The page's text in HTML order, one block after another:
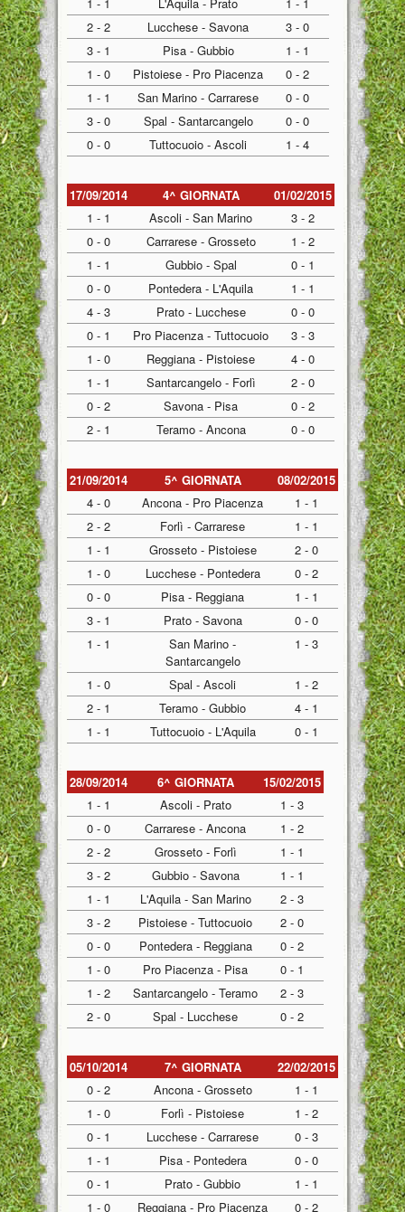
2 - 2
Lucchese - Savona
3 - 0
3 - 1
Pisa - Gubbio
1 - 1
1 - 0
Pistoiese - Pro Piacenza
0 - 2
1 - 1
San Marino - Carrarese
0 - 0
3 - 0
Spal - Santarcangelo
0 - 0
0 - 0
Tuttocuoio - Ascoli 1 - 4
17/09/2014 4^ GIORNATA
01/02/2015
1 - 1
Ascoli - San Marino
3 - 2
0 - 0
Carrarese - Grosseto
1 - 2
1 - 1
Gubbio - Spal
0 - 1
0 - 0
Pontedera - L'Aquila
1 - 1
4 - 3
Prato - Lucchese
0 - 0
0 - 1
Pro Piacenza - Tuttocuoio
3 - 3
1 - 0
Reggiana - Pistoiese
4 - 0
1 - 1
Santarcangelo - Forlì
2 - 0
0 - 2
Savona - Pisa
0 - 2
2 - 1
Teramo - Ancona 0 - 0
21/09/2014 5^ GIORNATA
08/02/2015
4 - 0
Ancona - Pro Piacenza
1 - 1
2 - 2
Forlì - Carrarese
1 - 1
1 - 1
Grosseto - Pistoiese
2 - 0
1 - 0
Lucchese - Pontedera
0 - 2
0 - 0
Pisa - Reggiana
1 - 1
3 - 1
Prato - Savona
0 - 0
1 - 1
San Marino -
Santarcangelo
1 - 3
1 - 0 Spal - Ascoli
1 - 2
2 - 1
Teramo - Gubbio
4 - 1
1 - 1
Tuttocuoio - L'Aquila 0 - 1
28/09/2014 6^ GIORNATA
15/02/2015
1 - 1
Ascoli - Prato
1 - 3
0 - 0
Carrarese - Ancona
1 - 2
2 - 2
Grosseto - Forlì
1 - 1
3 - 2
Gubbio - Savona
1 - 1
1 - 1
L'Aquila - San Marino
2 - 3
3 - 2
Pistoiese - Tuttocuoio
2 - 0
0 - 0
Pontedera - Reggiana
0 - 2
1 - 0
Pro Piacenza - Pisa
0 - 1
1 - 2
Santarcangelo - Teramo
2 - 3
2 - 0
Spal - Lucchese 0 - 2
05/10/2014 7^ GIORNATA
22/02/2015
0 - 2
Ancona - Grosseto
1 - 1
1 - 0
Forlì - Pistoiese
1 - 2
0 - 1
Lucchese - Carrarese
0 - 3
1 - 1
Pisa - Pontedera
0 - 0
0 - 1
Prato - Gubbio
1 - 1
1 - 0
Reggiana - Pro Piacenza 0 - 2